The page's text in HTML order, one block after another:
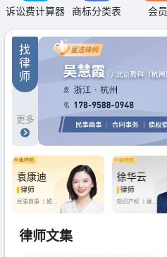
诉讼费计算器 商标分类表 会员
找
律
师
更多
袁康迪
律师
民事商事 丨 婚姻
徐华云
律师
知识产权 丨 建设
律师文集